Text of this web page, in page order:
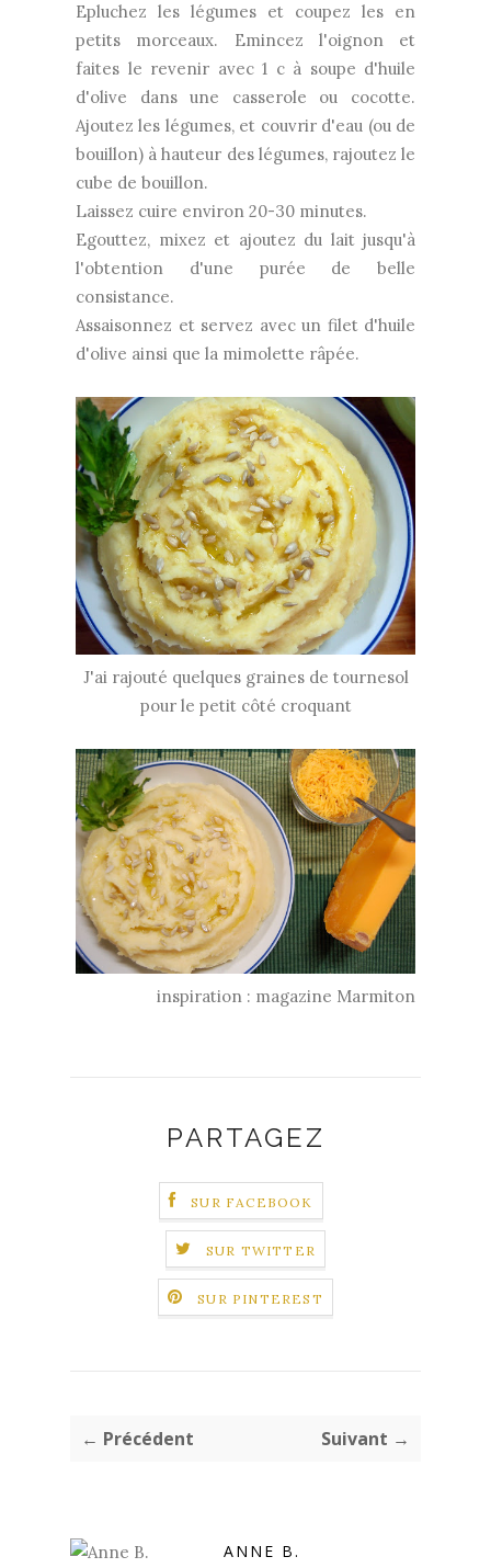
Epluchez les légumes et coupez les en
petits morceaux. Emincez l'oignon et
faites le revenir avec 1 c à soupe d'huile
d'olive dans une casserole ou cocotte.
Ajoutez les légumes, et couvrir d'eau (ou de
bouillon) à hauteur des légumes, rajoutez le
cube de bouillon.
Laissez cuire environ 20-30 minutes.
Egouttez, mixez et ajoutez du lait jusqu'à
l'obtention d'une purée de belle
consistance.
Assaisonnez et servez avec un filet d'huile
d'olive ainsi que la mimolette râpée.
J'ai rajouté quelques graines de tournesol
pour le petit côté croquant
inspiration : magazine Marmiton
PARTAGEZ
SUR FACEBOOK
SUR TWITTER
SUR PINTEREST
← Précédent Suivant →
ANNE B.